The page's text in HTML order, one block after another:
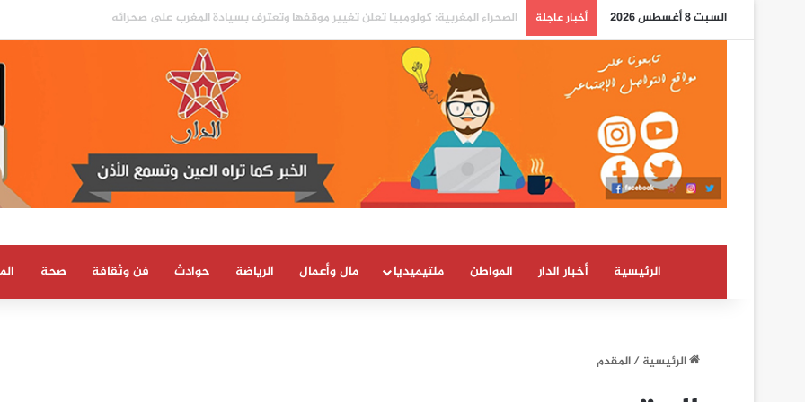
السبت 8 أغسطس 2026 أخبار عاجلة الدرهم يرتفع بـ 0,8 في المائة مقابل الدولار ما بين 30 يوليوز و5 غشت (بنك المغرب)
الرئيسية أخبار الدار المواطن ملتيميديا مال وأعمال الرياضة حوادث فن وثقافة صحة
الرئيسية/المقدم